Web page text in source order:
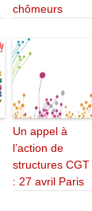
chômeurs
Un appel à
l’action de
structures CGT
: 27 avril Paris